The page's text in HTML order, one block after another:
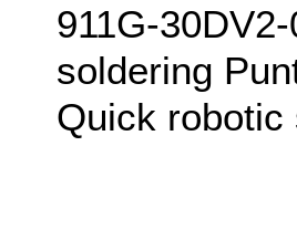
soldering
Quick robotic